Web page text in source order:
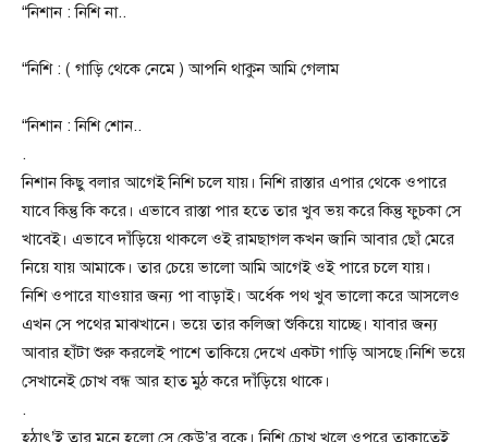
“নিশান : নিশি না..
“নিশি : ( গাড়ি থেকে নেমে ) আপনি থাকুন আমি গেলাম
“নিশান : নিশি শোন..
.
নিশান কিছু বলার আগেই নিশি চলে যায়। নিশি রাস্তার এপার থেকে ওপারে
যাবে কিন্তু কি করে। এভাবে রাস্তা পার হতে তার খুব ভয় করে কিন্তু ফুচকা সে
খাবেই। এভাবে দাঁড়িয়ে থাকলে ওই রামছাগল কখন জানি আবার ছোঁ মেরে
নিয়ে যায় আমাকে। তার চেয়ে ভালো আমি আগেই ওই পারে চলে যায়।
নিশি ওপারে যাওয়ার জন্য পা বাড়াই। অর্ধেক পথ খুব ভালো করে আসলেও
এখন সে পথের মাঝখানে। ভয়ে তার কলিজা শুকিয়ে যাচ্ছে। যাবার জন্য
আবার হাঁটা শুরু করলেই পাশে তাকিয়ে দেখে একটা গাড়ি আসছে।‌নিশি ভয়ে
সেখানেই চোখ বন্ধ আর হাত মুঠ করে দাঁড়িয়ে থাকে।
.
হঠাৎ’ই তার মনে হলো সে কেউ’র বুকে। নিশি চোখ খুলে ওপরে তাকাতেই